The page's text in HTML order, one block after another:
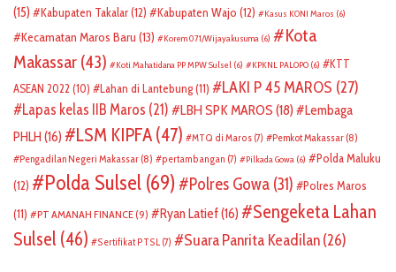
(15)
Kabupaten Takalar(12) Kabupaten Wajo (12) Kasus KONI Maros (6)
Kecamatan Maros Baru (13) Korem 071/Wijayakusuma (6)
Kota
Makassar (43) Koti Mahatidana PP MPW Sulsel (6) KPKNL PALOPO (6)
KTT
ASEAN 2022 (10) Lahan di Lantebung(11) LAKI P 45 MAROS (27)
Lapas kelas IIB Maros (21) LBH SPK MAROS (18)
Lembaga
PHLH (16) LSM KIPFA (47) MTQ di Maros (7) Pemkot Makassar (8)
Pengadilan Negeri Makassar (8) pertambangan (7) Pilkada Gowa (6)
Polda Maluku
(12)
Polda Sulsel (69) Polres Gowa (31)
Polres Maros
(11)
PT AMANAH FINANCE(9) Ryan Latief(16)
Sengeketa Lahan
Sulsel (46) Sertifikat PTSL (7) Suara Panrita Keadilan(26)